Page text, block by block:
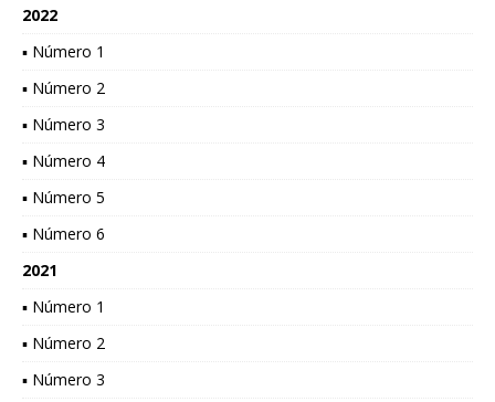
2022
▪ Número 1
▪ Número 2
▪ Número 3
▪ Número 4
▪ Número 5
▪ Número 6
2021
▪ Número 1
▪ Número 2
▪ Número 3